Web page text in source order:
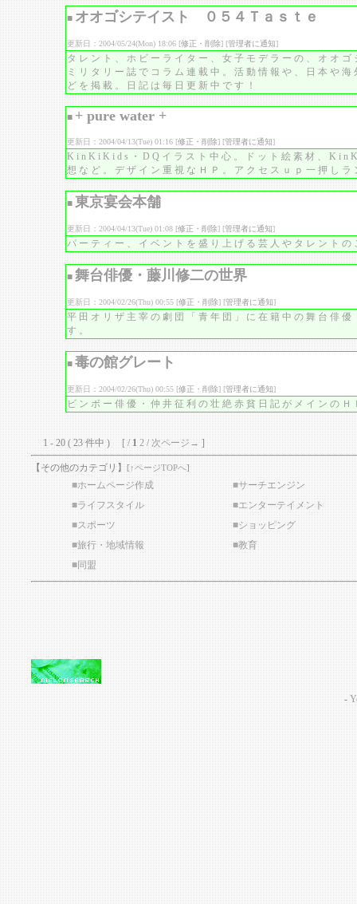
■ オオゴシテイスト ０５４Ｔａｓｔｅ
更新日：2004/05/24(Mon) 18:06 [修正・削除] [管理者に通知]
タレント、ホビーライター、女子モデラーの、オオ
ミリタリー誌でコラム連載中。活動情報や、日本や
どを掲載。日記は毎日更新中です！
■ + pure water +
更新日：2004/04/13(Tue) 01:16 [修正・削除] [管理者に通知]
KinKiKids・DQイラスト中心。ドット絵素材、
想など。デザイン重視なＨＰ。アクセスｕｐ一押し
■ 東京宴会本舗
更新日：2004/04/13(Tue) 01:08 [修正・削除] [管理者に通知]
パーティー、イベントを盛り上げる芸人やタレントの
■ 舞台俳優・藤川修二の世界
更新日：2004/02/26(Thu) 00:55 [修正・削除] [管理者に通知]
平田オリザ主宰の劇団「青年団」に在籍中の舞台俳
す。
■ 毒の館グレート
更新日：2004/02/26(Thu) 00:55 [修正・削除] [管理者に通知]
ビンボー俳優・仲井征利の壮絶赤貧日記がメインの
1 - 20 ( 23 件中 ) [ /1 2/次ページ→]
【その他のカテゴリ】[↑ページTOPへ]
■ホームページ作成 ■サーチエンジン
■ライフスタイル ■エンターテイメント
■スポーツ ■ショッピング
■旅行・地域情報 ■教育
■同盟
-